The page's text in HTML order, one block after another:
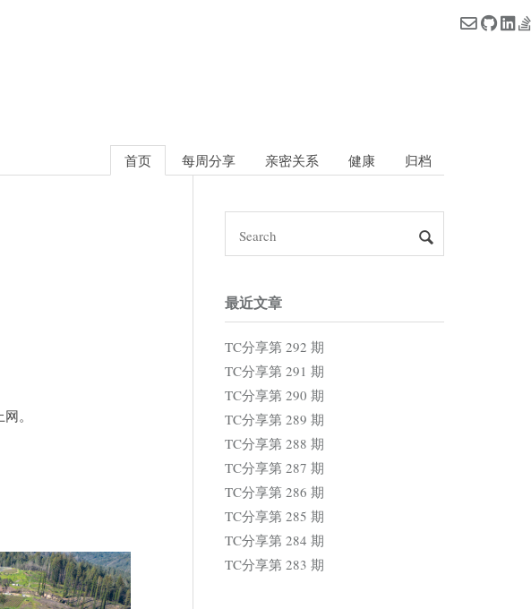
首页 每周分享 亲密关系 健康 归档
。
最近文章
TC分享第 292 期
TC分享第 291 期
TC分享第 290 期
TC分享第 289 期
TC分享第 288 期
TC分享第 287 期
TC分享第 286 期
TC分享第 285 期
TC分享第 284 期
TC分享第 283 期